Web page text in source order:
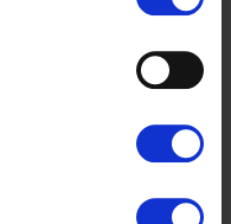
PLUS 24 CM